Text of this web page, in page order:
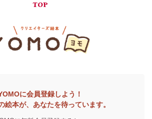
TOP
に会員登録しよう！
絵本が、あなたを待っています。